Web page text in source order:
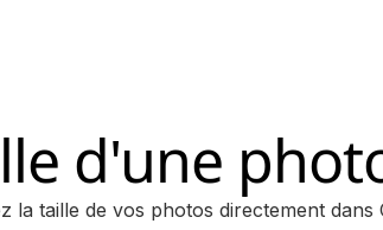
d'une
la taille de vos photos directement dans